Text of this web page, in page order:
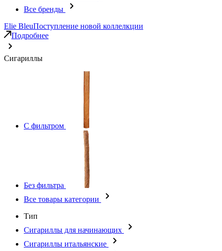
Все бренды
Elie BleuПоступление новой коллелкции
Подробнее
Сигариллы
С фильтром
Без фильтра
Все товары категории
Тип
Сигариллы для начинающих
Сигариллы итальянские